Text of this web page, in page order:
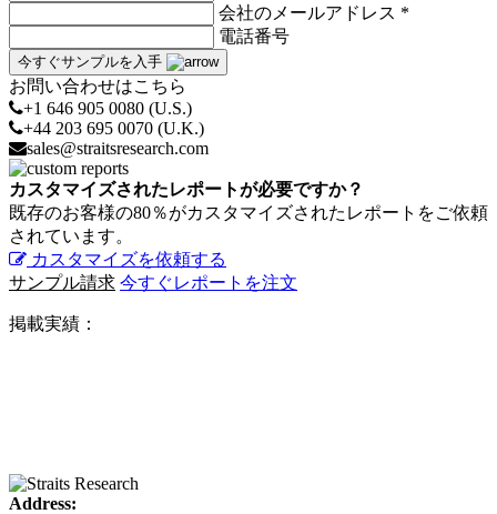
会社のメールアドレス *
電話番号
今すぐサンプルを入手
お問い合わせはこちら
+1 646 905 0080 (U.S.)
+44 203 695 0070 (U.K.)
sales@straitsresearch.com
カスタマイズされたレポートが必要ですか？
既存のお客様の80％がカスタマイズされたレポートをご依頼
されています。
カスタマイズを依頼する
サンプル請求 今すぐレポートを注文
掲載実績：
Address: